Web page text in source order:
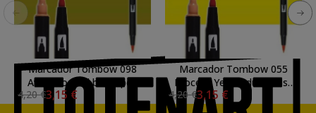
Marcador Tombow 098
Avocado dual brush pen
4,20 €3,15 €
Marcador Tombow 055
Process Yellow dual brush
pen
4,20 €3,15 €